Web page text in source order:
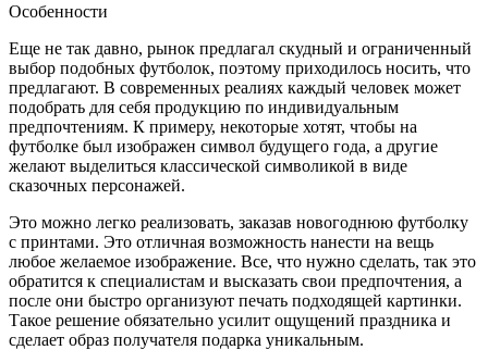
Особенности
Еще не так давно, рынок предлагал скудный и ограниченный
выбор подобных футболок, поэтому приходилось носить, что
предлагают. В современных реалиях каждый человек может
подобрать для себя продукцию по индивидуальным
предпочтениям. К примеру, некоторые хотят, чтобы на
футболке был изображен символ будущего года, а другие
желают выделиться классической символикой в виде
сказочных персонажей.
Это можно легко реализовать, заказав новогоднюю футболку
с принтами. Это отличная возможность нанести на вещь
любое желаемое изображение. Все, что нужно сделать, так это
обратится к специалистам и высказать свои предпочтения, а
после они быстро организуют печать подходящей картинки.
Такое решение обязательно усилит ощущений праздника и
сделает образ получателя подарка уникальным.